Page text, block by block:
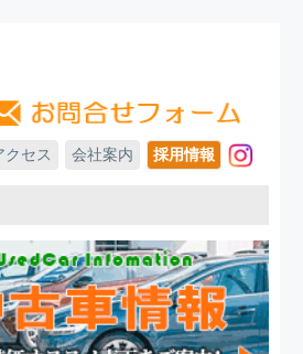
クセス 会社案内 採用情報 In